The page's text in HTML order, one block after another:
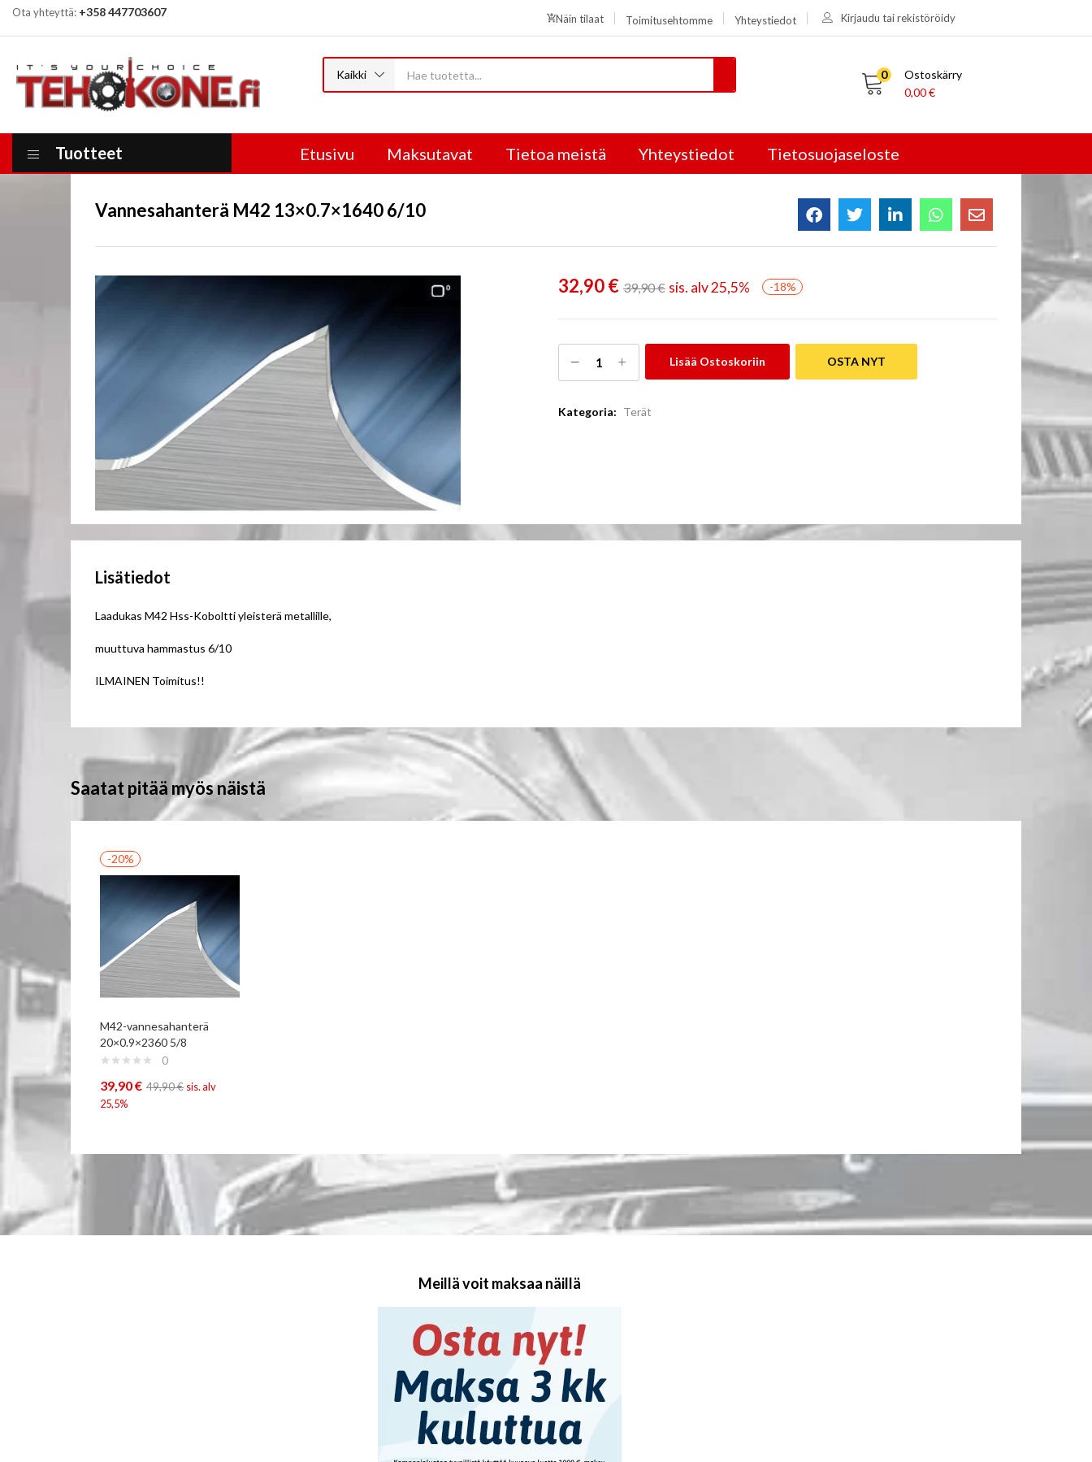
Ota yhteyttä: +358 447703607 Näin tilaat Toimitusehtomme Yhteystiedot Kirjaudu tai rekistöröidy
Kaikki 0
Ostoskärry
0,00€
Tuotteet Etusivu Maksutavat Tietoa meistä Yhteystiedot Tietosuojaseloste
Vannesahanterä M42 13×0.7×1640 6/10
32,90€ 39,90€ sis. alv 25,5% -18%
Lisää Ostoskoriin OSTA NYT
Kategoria: Terät
Lisätiedot
Laadukas M42 Hss-Koboltti yleisterä metallille,
muuttuva hammastus 6/10
ILMAINEN Toimitus!!
Saatat pitää myös näistä
-20%
M42-vannesahanterä
20×0.9×2360 5/8
0
39,90€ 49,90€ sis. alv
25,5%
Meillä voit maksaa näillä